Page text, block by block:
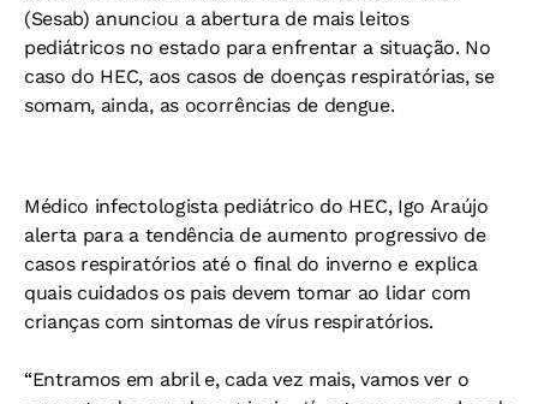
(Sesab) anunciou a abertura de mais leitos
pediátricos no estado para enfrentar a situação. No
caso do HEC, aos casos de doenças respiratórias, se
somam, ainda, as ocorrências de dengue.
Médico infectologista pediátrico do HEC, Igo Araújo
alerta para a tendência de aumento progressivo de
casos respiratórios até o final do inverno e explica
quais cuidados os pais devem tomar ao lidar com
crianças com sintomas de vírus respiratórios.
“Entramos em abril e, cada vez mais, vamos ver o